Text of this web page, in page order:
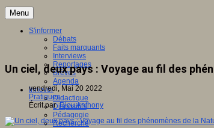
Menu
S'informer
Débats
Faits marquants
Interviews
Reportages
Brèves
Agenda
Innover
Didactique
Dispositifs
Pédagogie
Recherche
Un ciel, deux pays : Voyage au fil des
vendredi, Mai 20 2022
Pratiques
Écrit parRiou Anthony